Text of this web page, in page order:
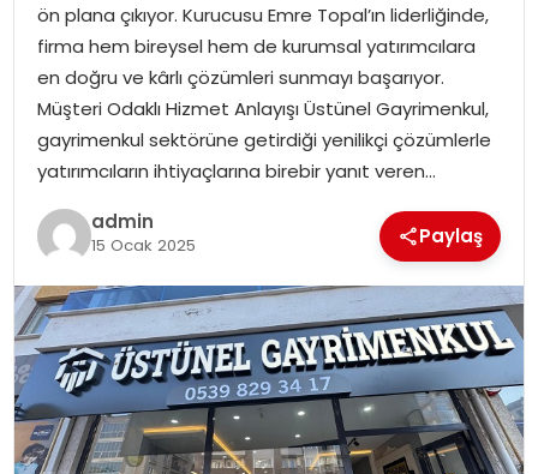
EĞITIM
YAŞAM
ön plana çıkıyor. Kurucusu Emre Topal’ın liderliğinde,
firma hem bireysel hem de kurumsal yatırımcılara
en doğru ve kârlı çözümleri sunmayı başarıyor.
Müşteri Odaklı Hizmet Anlayışı Üstünel Gayrimenkul,
gayrimenkul sektörüne getirdiği yenilikçi çözümlerle
yatırımcıların ihtiyaçlarına birebir yanıt veren…
admin
15 Ocak 2025 Paylaş